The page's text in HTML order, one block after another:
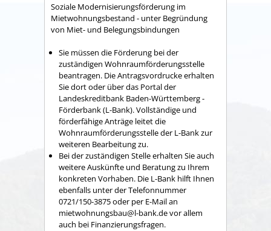
Soziale Modernisierungsförderung im
Mietwohnungsbestand - unter Begründung
von Miet- und Belegungsbindungen
Sie müssen die Förderung bei der
zuständigen Wohnraumförderungsstelle
beantragen. Die Antragsvordrucke erhalten
Sie dort oder über das Portal der
Landeskreditbank Baden-Württemberg -
Förderbank (L-Bank). Vollständige und
förderfähige Anträge leitet die
Wohnraumförderungsstelle der L-Bank zur
weiteren Bearbeitung zu.
Bei der zuständigen Stelle erhalten Sie auch
weitere Auskünfte und Beratung zu Ihrem
konkreten Vorhaben. Die L-Bank hilft Ihnen
ebenfalls unter der Telefonnummer
0721/150-3875 oder per E-Mail an
mietwohnungsbau@l-bank.de vor allem
auch bei Finanzierungsfragen.